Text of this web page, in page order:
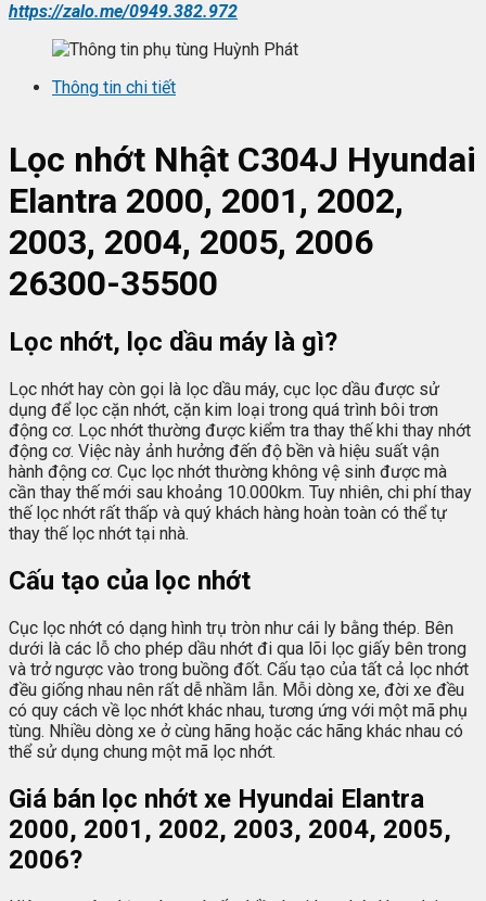
https://zalo.me/0949.382.972
Thông tin chi tiết
Lọc nhớt Nhật C304J Hyundai
Elantra 2000, 2001, 2002,
2003, 2004, 2005, 2006
26300-35500
Lọc nhớt, lọc dầu máy là gì?
Lọc nhớt hay còn gọi là lọc dầu máy, cục lọc dầu được sử
dụng để lọc cặn nhớt, cặn kim loại trong quá trình bôi trơn
động cơ. Lọc nhớt thường được kiểm tra thay thế khi thay nhớt
động cơ. Việc này ảnh hưởng đến độ bền và hiệu suất vận
hành động cơ. Cục lọc nhớt thường không vệ sinh được mà
cần thay thế mới sau khoảng 10.000km. Tuy nhiên, chi phí thay
thế lọc nhớt rất thấp và quý khách hàng hoàn toàn có thể tự
thay thế lọc nhớt tại nhà.
Cấu tạo của lọc nhớt
Cục lọc nhớt có dạng hình trụ tròn như cái ly bằng thép. Bên
dưới là các lỗ cho phép dầu nhớt đi qua lõi lọc giấy bên trong
và trở ngược vào trong buồng đốt. Cấu tạo của tất cả lọc nhớt
đều giống nhau nên rất dễ nhầm lẫn. Mỗi dòng xe, đời xe đều
có quy cách về lọc nhớt khác nhau, tương ứng với một mã phụ
tùng. Nhiều dòng xe ở cùng hãng hoặc các hãng khác nhau có
thể sử dụng chung một mã lọc nhớt.
Giá bán lọc nhớt xe Hyundai Elantra
2000, 2001, 2002, 2003, 2004, 2005,
2006?